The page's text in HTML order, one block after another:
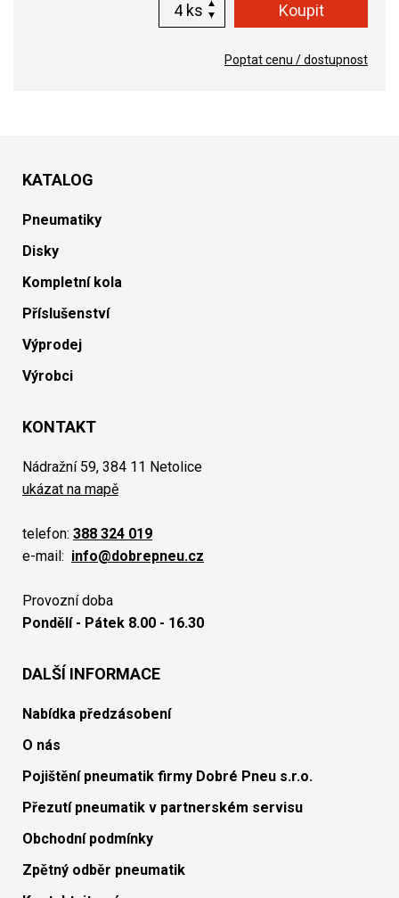
ks
Poptat cenu / dostupnost
KATALOG
Pneumatiky
Disky
Kompletní kola
Příslušenství
Výprodej
Výrobci
KONTAKT
Nádražní 59, 384 11 Netolice
ukázat na mapě
telefon: 388 324 019
e-mail: info@dobrepneu.cz
Provozní doba
Pondělí - Pátek 8.00 - 16.30
DALŠÍ INFORMACE
Nabídka předzásobení
O nás
Pojištění pneumatik firmy Dobré Pneu s.r.o.
Přezutí pneumatik v partnerském servisu
Obchodní podmínky
Zpětný odběr pneumatik